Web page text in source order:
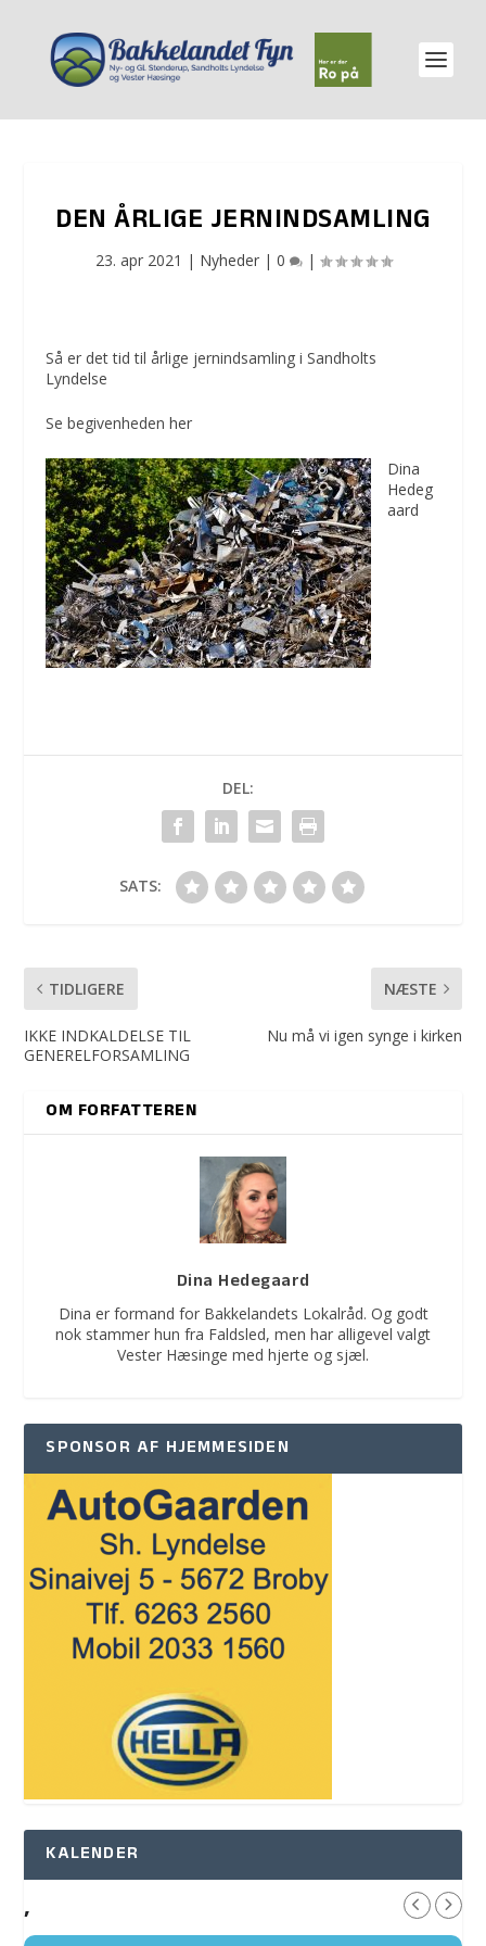
DEN ÅRLIGE JERNINDSAMLING
23. apr 2021 | Nyheder| 0 |
Så er det tid til årlige jernindsamling i Sandholts
Lyndelse
Se begivenhedenher
Dina
Hedeg
aard
DEL:
SATS:
TIDLIGERE
IKKE INDKALDELSE TIL
GENERELFORSAMLING
NÆSTE
Nu må vi igen synge i kirken
OM FORFATTEREN
Dina Hedegaard
Dina er formand for Bakkelandets Lokalråd. Og godt
nok stammer hun fra Faldsled, men har alligevel valgt
Vester Hæsinge med hjerte og sjæl.
SPONSOR AF HJEMMESIDEN
KALENDER
,